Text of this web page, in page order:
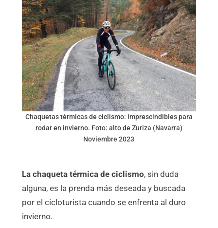
Chaquetas térmicas de ciclismo: imprescindibles para
rodar en invierno. Foto: alto de Zuriza (Navarra)
Noviembre 2023
La chaqueta térmica de ciclismo, sin duda
alguna, es la prenda más deseada y buscada
por el cicloturista cuando se enfrenta al duro
invierno.